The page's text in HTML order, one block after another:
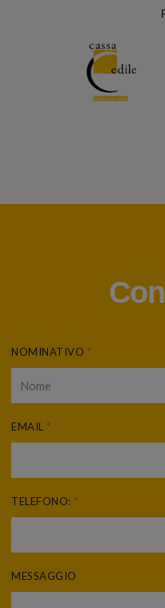
NOMINATIVO *
EMAIL *
TELEFONO: *
MESSAGGIO